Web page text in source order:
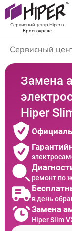
Сервисный центр Hiperв
Красноярске
Сервисный
Замена
Hiper
ремонт по
в день
Замена
Hiper Slim